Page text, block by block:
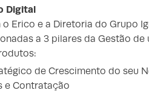
Digital
Erico e a Diretoria do Grupo
a 3 pilares da Gestão de
de Crescimento do seu
e Contratação